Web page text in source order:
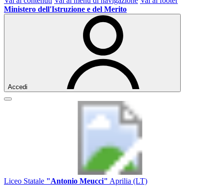
Ministero dell'Istruzione e del Merito
Accedi
Liceo Statale "Antonio Meucci" Aprilia (LT)